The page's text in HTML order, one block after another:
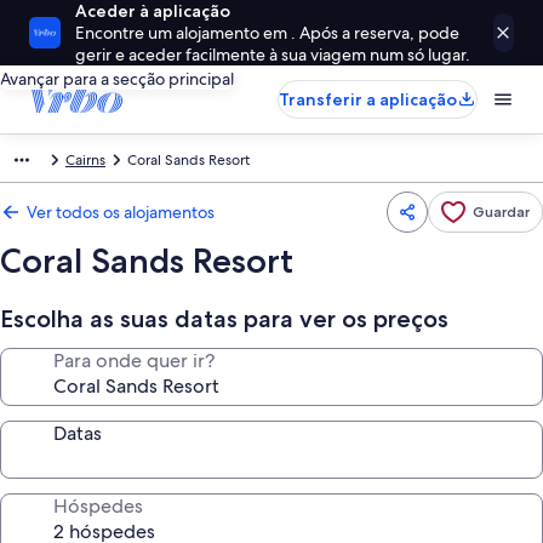
Aceder à aplicação
Encontre um alojamento em . Após a reserva, pode
gerir e aceder facilmente à sua viagem num só lugar.
Avançar para a secção principal
Transferir a aplicação
Cairns Coral Sands Resort
Ver todos os alojamentos Guardar
Coral Sands Resort
Escolha as suas datas para ver os preços
Para onde quer ir?
Datas
Hóspedes